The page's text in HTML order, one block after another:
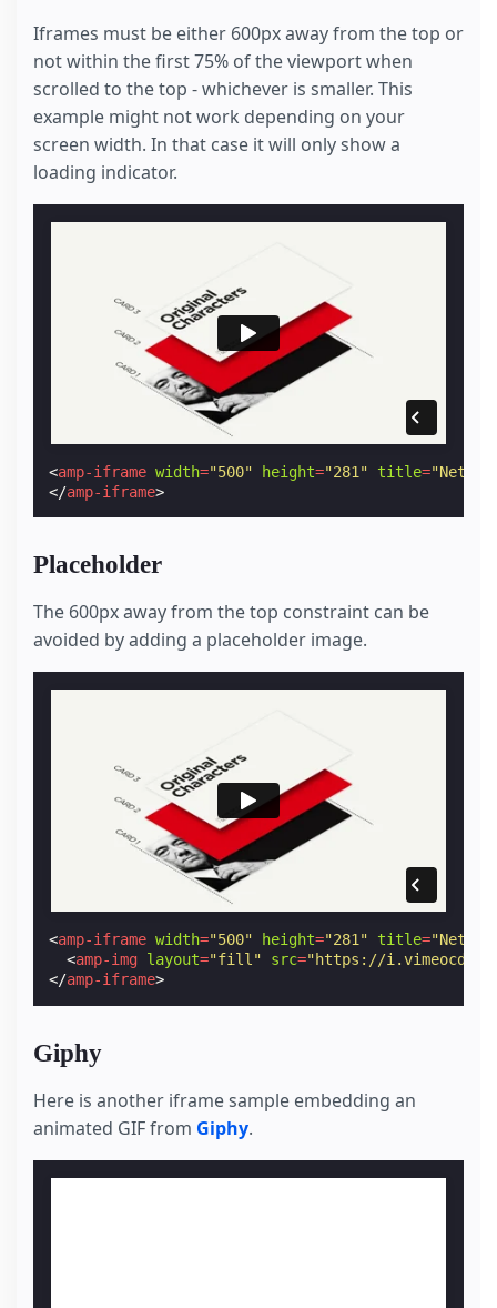
Iframes must be either 600px away from the top or
not within the first 75% of the viewport when
scrolled to the top - whichever is smaller. This
example might not work depending on your
screen width. In that case it will only show a
loading indicator.
<amp-iframe width="500" height="281" title=
</amp-iframe>
Placeholder
The 600px away from the top constraint can be
avoided by adding a placeholder image.
<amp-iframe width="500" height="281" title=
<amp-img layout="fill" src="https://
</amp-iframe>
Giphy
Here is another iframe sample embedding an
animated GIF from Giphy.